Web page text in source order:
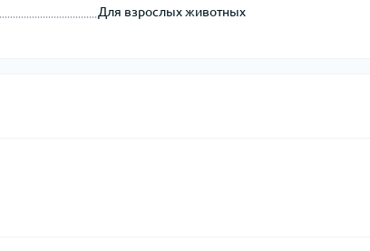
Для взрослых животных